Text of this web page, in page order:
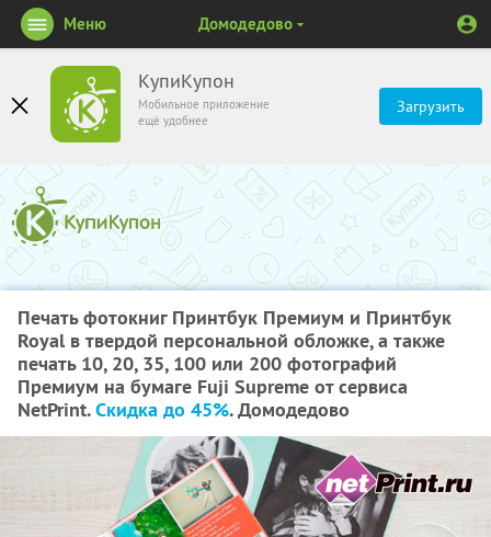
КупиКупон
Мобильное приложение
ещё удобнее
Загрузить
Меню Домодедово
Печать фотокниг Принтбук Премиум и Принтбук
Royal в твердой персональной обложке, а также
печать 10, 20, 35, 100 или 200 фотографий
Премиум на бумаге Fuji Supreme от сервиса
NetPrint.Скидка до 45%. Домодедово